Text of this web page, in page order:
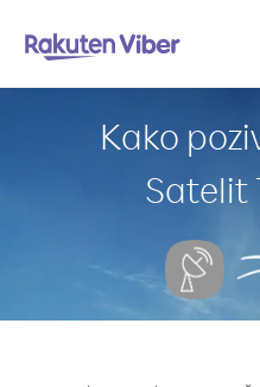
Kako
Satelit